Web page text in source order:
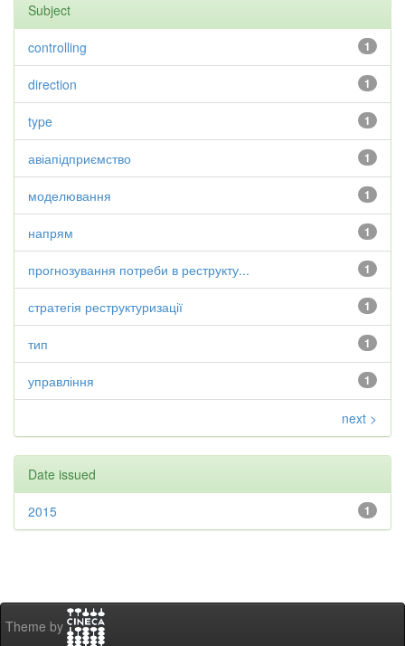
Subject
1
controlling
1
direction
1
type
1
авіапідприємство
1
моделювання
1
напрям
1
прогнозування потреби в реструкту...
1
стратегія реструктуризації
1
тип
1
управління
next >
Date issued
1
2015
Theme by